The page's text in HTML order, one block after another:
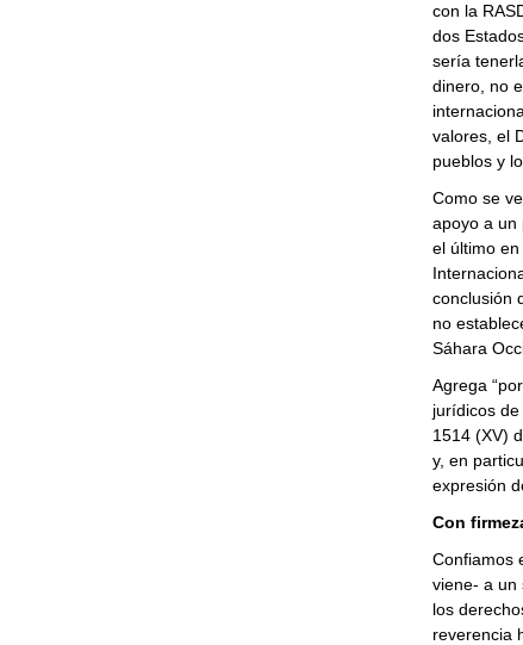
con la
dos
sería
dinero, no
valores, el
pueblos y
Como se
apoyo a un
el último
conclusión
no
Sáhara
Agrega
jurídicos
1514 (XV)
y, en
expresión
Con
Confiamos
viene- a un
los
reverencia